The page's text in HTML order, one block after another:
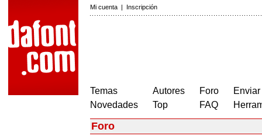
Mi cuenta | Inscripción
Temas
Novedades
Autores
Top
Foro
FAQ
Foro